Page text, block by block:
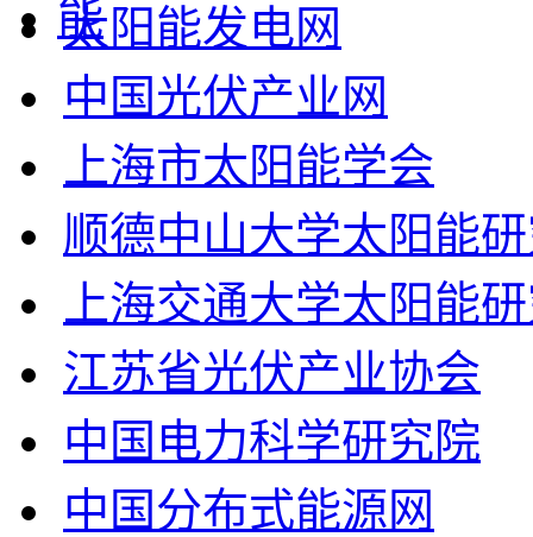
太阳能发电网
中国光伏产业网
上海市太阳能学会
顺德中山大学太阳能
上海交通大学太阳能
江苏省光伏产业协会
中国电力科学研究院
中国分布式能源网